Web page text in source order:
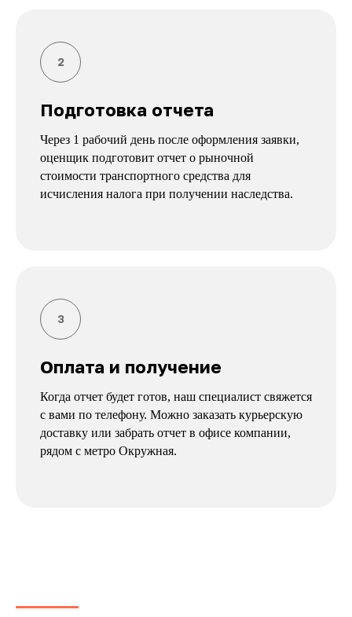
Подготовка отчета
Через 1 рабочий день после оформления заявки,
оценщик подготовит отчет о рыночной
стоимости транспортного средства для
исчисления налога при получении наследства.
Оплата и получение
Когда отчет будет готов, наш специалист свяжется
с вами по телефону. Можно заказать курьерскую
доставку или забрать отчет в офисе компании,
рядом с метро Окружная.